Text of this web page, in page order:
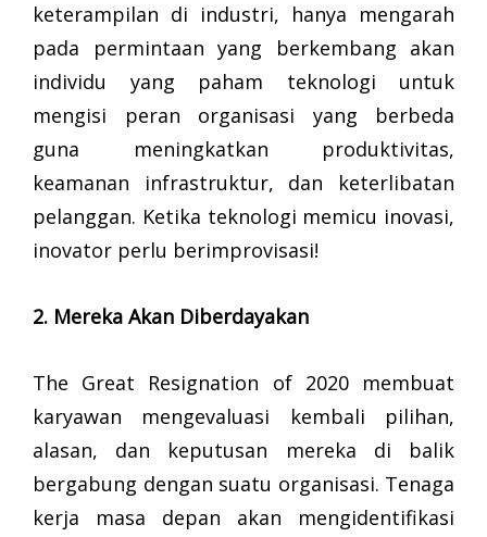
keterampilan di industri, hanya mengarah
pada permintaan yang berkembang akan
individu yang paham teknologi untuk
mengisi peran organisasi yang berbeda
guna meningkatkan produktivitas,
keamanan infrastruktur, dan keterlibatan
pelanggan. Ketika teknologi memicu inovasi,
inovator perlu berimprovisasi!
2. Mereka Akan Diberdayakan
The Great Resignation of 2020 membuat
karyawan mengevaluasi kembali pilihan,
alasan, dan keputusan mereka di balik
bergabung dengan suatu organisasi. Tenaga
kerja masa depan akan mengidentifikasi